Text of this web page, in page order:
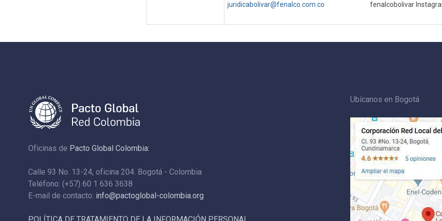
juridicabolivar@fenalco.com.co fenalcobolivar
Oficinas de Pacto Global Colombia:
Calle 93 No. 13-24, oficina 204. Bogotá - Colombia
Teléfono: (+57) 60 1 636 3638
E-mail de contacto: info@pactoglobal-colombia.org
Ubícanos en Bogotá